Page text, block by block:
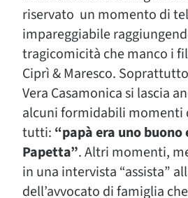
riservato un momento di
impareggiabile
tragicomicità che manco i
Ciprì & Maresco.
Vera Casamonica si lascia
alcuni formidabili momenti
tutti: “papà era uno buono
Papetta”. Altri momenti,
in una intervista “assista”
dell’avvocato di famiglia